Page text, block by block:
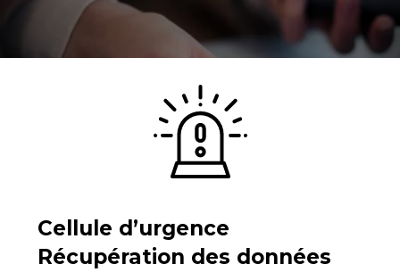
Cellule d’urgence
Récupération des données